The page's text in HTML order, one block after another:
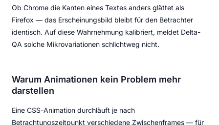
Ob Chrome die Kanten eines Textes anders glättet als
Firefox — das Erscheinungsbild bleibt für den Betrachter
identisch. Auf diese Wahrnehmung kalibriert, meldet Delta-
QA solche Mikrovariationen schlichtweg nicht.
Warum Animationen kein Problem mehr
darstellen
Eine CSS-Animation durchläuft je nach
Betrachtungszeitpunkt verschiedene Zwischenframes — für